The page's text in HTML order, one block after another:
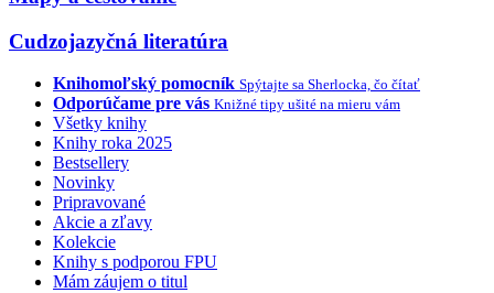
Cudzojazyčná literatúra
Knihomoľský pomocník Spýtajte sa Sherlocka, čo čítať
Odporúčame pre vás Knižné tipy ušité na mieru vám
Všetky knihy
Knihy roka 2025
Bestsellery
Novinky
Pripravované
Akcie a zľavy
Kolekcie
Knihy s podporou FPU
Mám záujem o titul